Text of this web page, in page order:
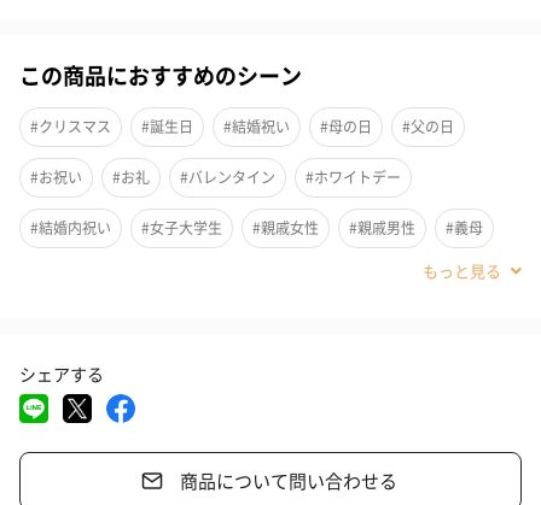
ても楽しい時間を過ごせること間違いなしです。
枯れないお花の入浴剤
プリザーブドフラワーなどのフラワーギフトは枯れないので無く
フラワーギフトとして楽しんだ後に使って終われる商品は作れな
たのがバスフレグランス「花のカタチの入浴剤」です。
この商品におすすめのシーン
#クリスマス #誕生日 #結婚祝い #母の日 #父の日
#お祝い #お礼 #バレンタイン #ホワイトデー
#結婚内祝い #女子大学生 #親戚女性 #親戚男性 #義母
#息子
#同僚女性
#父親 #妻
#20代後半 #30代 #40代 #50代
シェアする
商品について問い合わせる